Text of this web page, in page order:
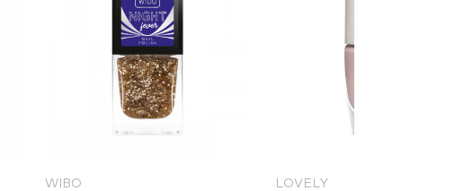
WIBO LOVELY